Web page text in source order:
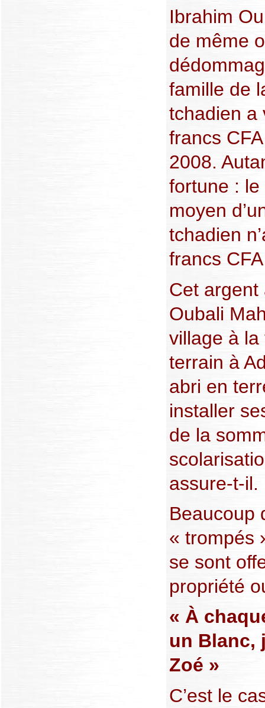
Ibrahim
de même
famille de
tchadien a
francs
2008.
fortune :
moyen
tchadien
francs
Cet argent
Oubali
village à la
terrain à
abri en
installer
de la
assure-t-il.
Beaucoup
« trompés
se sont
propriété
« À
un Blanc,
Zoé »
C’est le